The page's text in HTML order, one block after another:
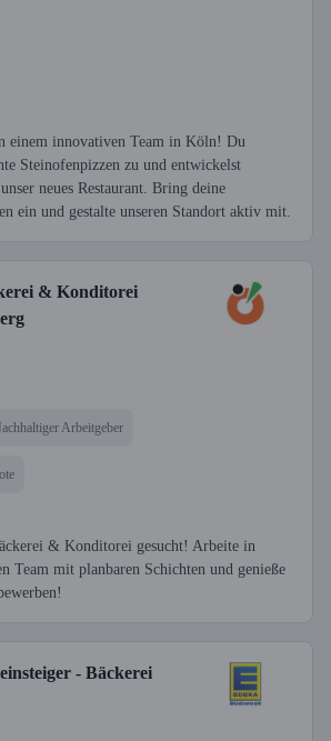
einem innovativen Team in Köln! Du
Steinofenpizzen zu und entwickelst
neues Restaurant. Bring deine
ein und gestalte unseren Standort aktiv mit.
& Konditorei
Arbeitgeber
& Konditorei gesucht! Arbeite in
Team mit planbaren Schichten und genieße
- Bäckerei